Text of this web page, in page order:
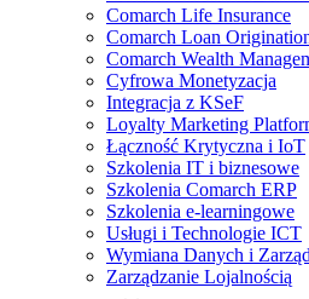
Comarch Life Insurance
Comarch Loan
Comarch Wealth
Cyfrowa Monetyzacja
Integracja z KSeF
Loyalty Marketing
Łączność Krytyczna i IoT
Szkolenia IT i biznesowe
Szkolenia Comarch ERP
Szkolenia e-learningowe
Usługi i Technologie ICT
Wymiana Danych i
Zarządzanie Lojalnością